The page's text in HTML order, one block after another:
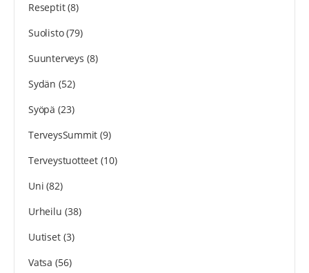
Reseptit(8)
Suolisto(79)
Suunterveys (8)
Sydän (52)
Syöpä (23)
TerveysSummit (9)
Terveystuotteet(10)
Uni (82)
Urheilu (38)
Uutiset(3)
Vatsa (56)